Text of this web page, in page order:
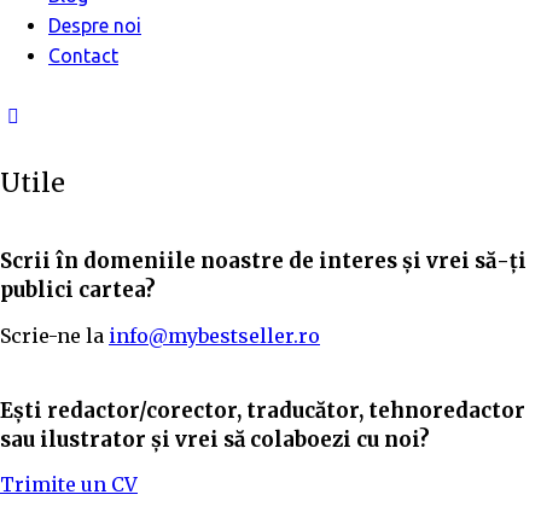
Despre noi
Contact
Utile
Scrii în domeniile noastre de interes și vrei să-ți
publici cartea?
Scrie-ne la info@mybestseller.ro
Ești redactor/corector, traducător, tehnoredactor
sau ilustrator și vrei să colaboezi cu noi?
Trimite un CV